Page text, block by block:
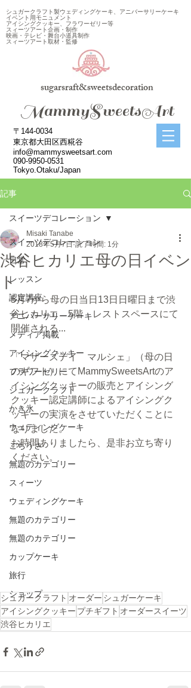
シュガークラフト製ウェディングケーキ、アニバーサリーケーキ
イベント用モニュメント
アイシングクッキー、フラワーゼリー等
スィーツアート企画・制作
映画・テレビ・舞台小道具制作
スィーツアート取材・監修
sugarsraft&sweetsdecoration
​MammySweetsArt
〒144-0034
東京都大田区西糀谷
info@mammysweetsart.com
090-9950-0531
Tokyo.Otaku/Japan
記事
スイーツデコレーション
日常
レッスン
認定講座
アニバーサリーケーキ
メディア掲載
アイシングクッキー
フラワーゼリー
シュガークラフト
かき氷
ウェディングケーキ
ごちうさ
無題のカテゴリー
スィーツ
ウェディングケーキ
無題のカテゴリー
無題のカテゴリー
カップケーキ
旅行
ショップ
スイーツデコレーション
渋谷ヒカリエ母の日イベン
ト
Misaki Tanabe
2018年5月7日 読了時間: 1分
5月7から母の日当日13日日曜日まで渋
谷ヒカリエ　5階　レストスペースにて
開催される...
「マザーズデイ　マルシェ」（母の日
のギフト）にてMammySweetsArtのア
イシングクッキーの販売とアイシング
クッキー認定講師によるアイシングク
ッキーの実演をさせていただくことに
なりました。
お時間ありましたら、是非お立ち寄り
ください。
シュガークラフト オーダー シュガーケーキ
アイシングクッキー プチギフト オーダースイーツ
渋谷ヒカリエ